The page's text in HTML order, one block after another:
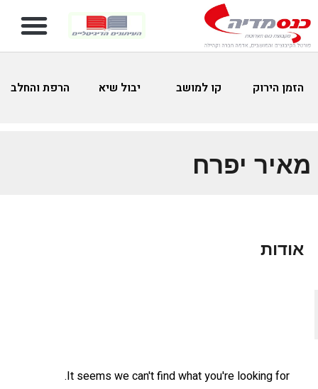
הזמן הירוק קו למושב יבול שיא הרפת והחלב
מאיר יפרח
אודות
It seems we can't find what you're looking for.